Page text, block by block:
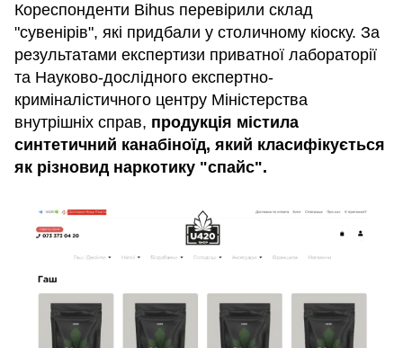
Кореспонденти Bihus перевірили склад
"сувенірів", які придбали у столичному кіоску. За
результатами експертизи приватної лабораторії
та Науково-дослідного експертно-
криміналістичного центру Міністерства
внутрішніх справ, продукція містила
синтетичний канабіноїд, який класифікується
як різновид наркотику "спайс".